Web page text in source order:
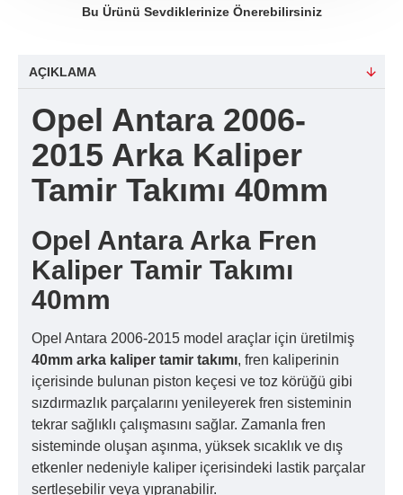
Bu Ürünü Sevdiklerinize Önerebilirsiniz
AÇIKLAMA
Opel Antara 2006-
2015 Arka Kaliper
Tamir Takımı 40mm
Opel Antara Arka Fren
Kaliper Tamir Takımı
40mm
Opel Antara 2006-2015 model araçlar için üretilmiş
40mm arka kaliper tamir takımı, fren kaliperinin
içerisinde bulunan piston keçesi ve toz körüğü gibi
sızdırmazlık parçalarını yenileyerek fren sisteminin
tekrar sağlıklı çalışmasını sağlar. Zamanla fren
sisteminde oluşan aşınma, yüksek sıcaklık ve dış
etkenler nedeniyle kaliper içerisindeki lastik parçalar
sertleşebilir veya yıpranabilir.